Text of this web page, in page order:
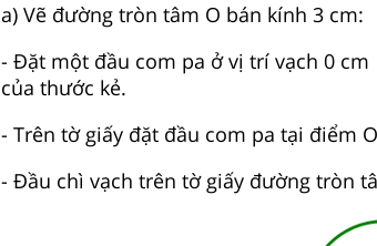
a) Vẽ đường tròn tâm O bán kính 3 cm:
- Đặt một đầu com pa ở vị trí vạch 0
của thước kẻ.
- Trên tờ giấy đặt đầu com pa tại điểm
- Đầu chì vạch trên tờ giấy đường tròn